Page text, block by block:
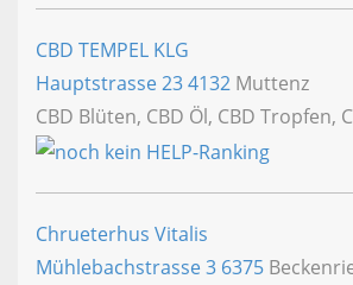
CBD TEMPEL KLG
Hauptstrasse 234132 Muttenz
CBD Blüten, CBD Öl, CBD Tropfen,
Chrueterhus Vitalis
Mühlebachstrasse 3 6375